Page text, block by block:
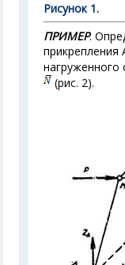
Рисунок 1.
ПРИМЕР.
прикрепления
(рис. 2).